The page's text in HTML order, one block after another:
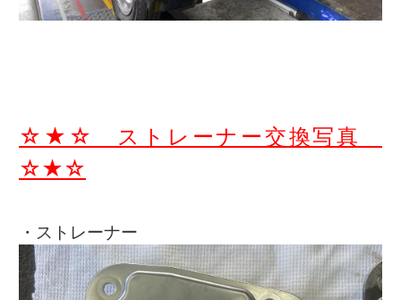
☆★☆ ストレーナー交換写真
☆★☆
・ストレーナー